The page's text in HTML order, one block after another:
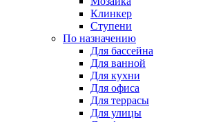
Клинкер
Ступени
По назначению
Для бассейна
Для ванной
Для кухни
Для офиса
Для террасы
Для улицы